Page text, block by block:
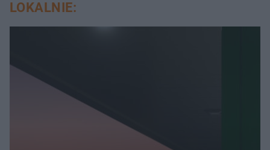
LOKALNIE: